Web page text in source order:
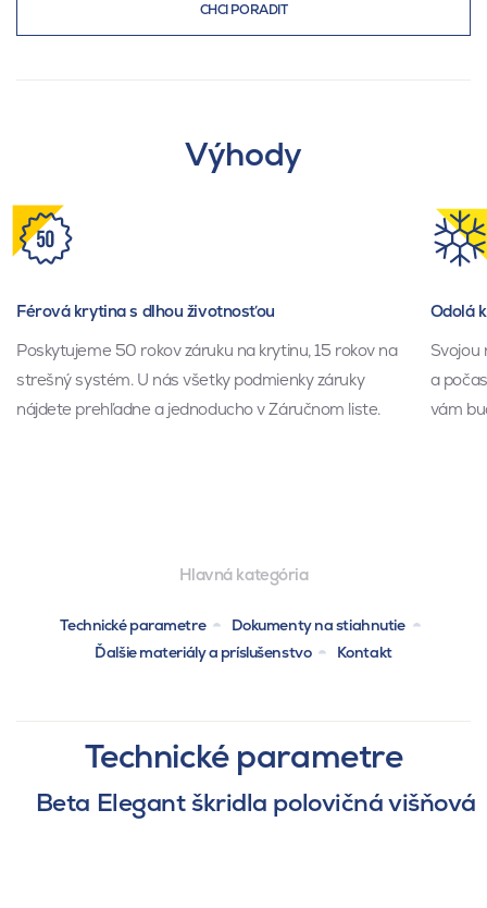
CHCI PORADIT
Výhody
Férová krytina s dlhou životnosťou
Poskytujeme 50 rokov záruku na krytinu, 15 rokov na
strešný systém. U nás všetky podmienky záruky
nájdete prehľadne a jednoducho v Záručnom liste.
Odolá
Svojou
a
vám
Hlavná kategória
Technické parametre
Dokumenty na stiahnutie
Ďalšie materiály a príslušenstvo
Kontakt
Technické parametre
Beta Elegant škridla polovičná višňová